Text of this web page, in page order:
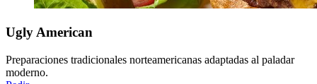
Ugly American
Preparaciones tradicionales norteamericanas adaptadas al paladar
moderno.